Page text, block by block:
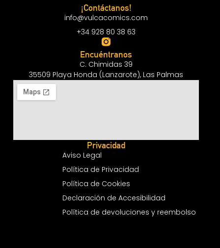
¡Contáctanos!
info@vulcacomics.com
+34 928 80 38 63
Encuéntranos
C. Chimidas 39
35509 Playa Honda (Lanzarote), Las Palmas
Privacidad
Aviso Legal
Política de Privacidad
Política de Cookies
Declaración de Accesibilidad
Política de devoluciones y reembolso